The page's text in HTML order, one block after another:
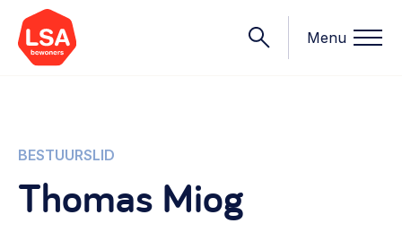
Menu
Onderwerpen
Starten van een initiatief
Wat we doen
BESTUURSLID
Thomas Miog